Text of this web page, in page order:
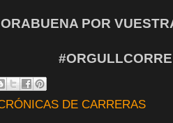
POR
DE CARRERAS